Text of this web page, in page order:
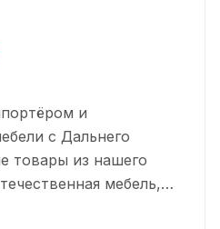
и
с Дальнего
товары из нашего
мебель,